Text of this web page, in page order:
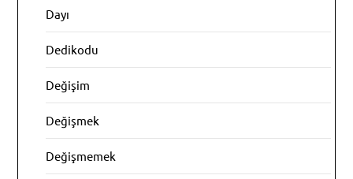
Dayı
Dedikodu
Değişim
Değişmek
Değişmemek